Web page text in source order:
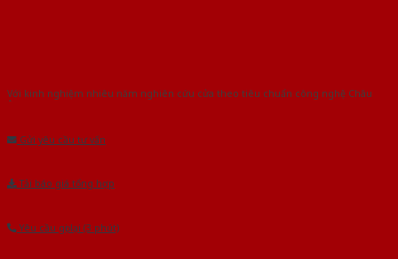
Với kinh nghiệm nhiêu năm nghiên cứu cửa theo tiêu chuẩn công nghệ Châu
Gửi yêu cầu tư vấn
Tải báo giá tổng hợp
Yêu cầu gọi lại (3 phút)